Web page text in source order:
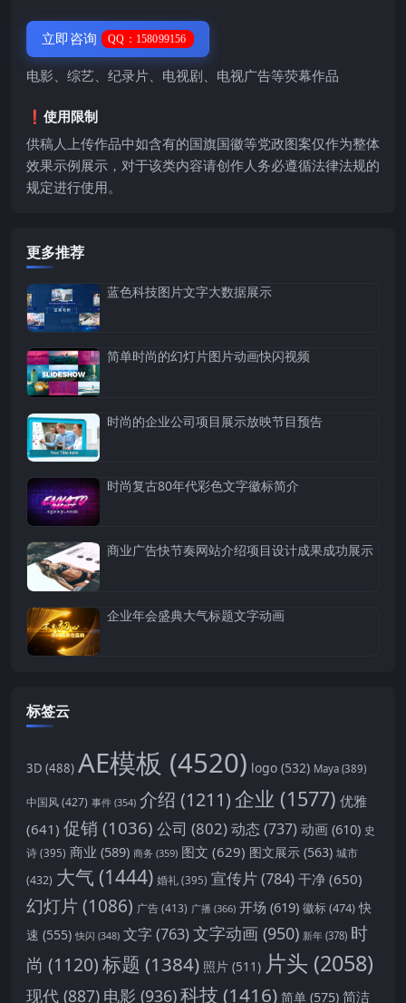
立即咨询 QQ：158099156
电影、综艺、纪录片、电视剧、电视广告等荧幕作品
❗️使用限制
供稿人上传作品中如含有的国旗国徽等党政图案仅作为整体
效果示例展示，对于该类内容请创作人务必遵循法律法规的
规定进行使用。
更多推荐
蓝色科技图片文字大数据展示
简单时尚的幻灯片图片动画快闪视频
时尚的企业公司项目展示放映节目预告
时尚复古80年代彩色文字徽标简介
商业广告快节奏网站介绍项目设计成果成功展示
企业年会盛典大气标题文字动画
标签云
3D (488) AE模板 (4520) logo (532) Maya (389)
中国风(427) 事件 (354) 介绍 (1211)企业 (1577) 优雅
(641) 促销 (1036) 公司 (802)动态 (737) 动画 (610) 史
诗 (395) 商业 (589) 商务 (359) 图文 (629) 图文展示 (563) 城市
(432) 大气 (1444) 婚礼 (395) 宣传片(784) 干净 (650)
幻灯片 (1086) 广告(413) 广播 (366) 开场 (619) 徽标(474) 快
速 (555) 快闪 (348) 文字(763)文字动画 (950) 新年 (378) 时
尚 (1120)标题 (1384) 照片 (511) 片头 (2058)
现代 (887) 电影 (936)科技 (1416) 简单 (575) 简洁